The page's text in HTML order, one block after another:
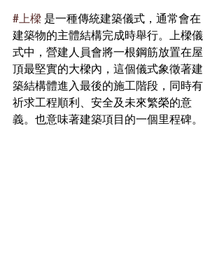
#上樑 是一種傳統建築儀式，通常會在
建築物的主體結構完成時舉行。上樑儀
式中，營建人員會將一根鋼筋放置在屋
頂最堅實的大樑內，這個儀式象徵著建
築結構體進入最後的施工階段，同時有
祈求工程順利、安全及未來繁榮的意
義。也意味著建築項目的一個里程碑。